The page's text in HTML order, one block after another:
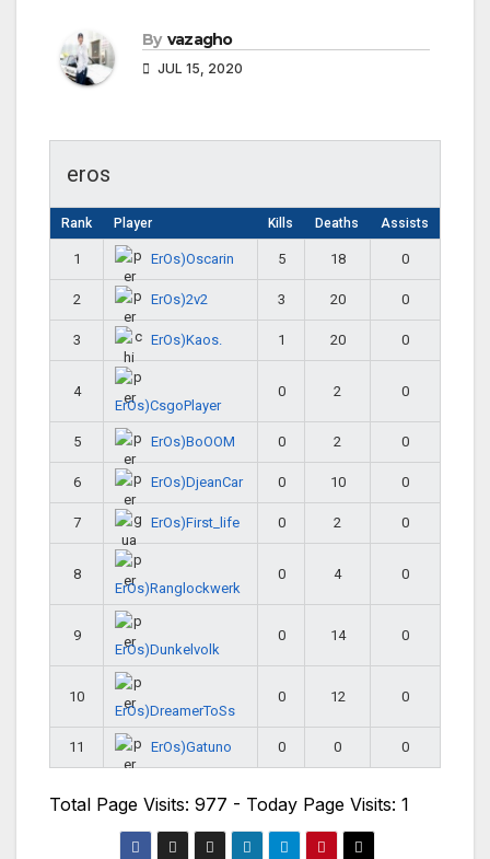
By vazagho
JUL 15, 2020
eros
Rank Player Kills Deaths Assists
1 ErOs)Oscarin 5 18 0
2 ErOs)2v2 3 20 0
3 ErOs)Kaos. 1 20 0
4
ErOs)CsgoPlayer
0 2 0
5 ErOs)BoOOM 0 2 0
6 ErOs)DjeanCar 0 10 0
7 ErOs)First_life 0 2 0
8
ErOs)Ranglockwerk
0 4 0
9
ErOs)Dunkelvolk
0 14 0
10
ErOs)DreamerToSs
0 12 0
11 ErOs)Gatuno 0 0 0
Total Page Visits: 977 - Today Page Visits: 1